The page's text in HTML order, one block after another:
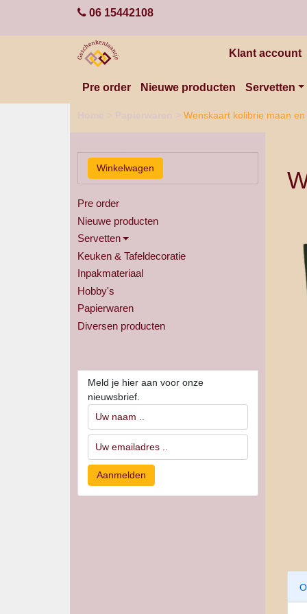
06 15442108
Klant account
Pre order Nieuwe producten Servetten
Wenskaart kolibrie maan
Pre order
Nieuwe producten
Servetten
Keuken & Tafeldecoratie
Inpakmateriaal
Hobby's
Papierwaren
Diversen producten
Meld je hier aan voor onze
nieuwsbrief.